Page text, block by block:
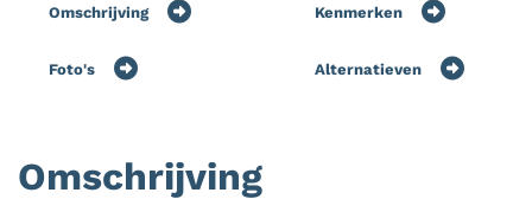
Omschrijving Kenmerken
Foto's Alternatieven
Omschrijving